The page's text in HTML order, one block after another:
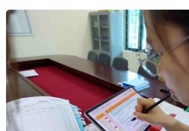
Chứng khoán 6/8: Cổ phiếu hóa chất
tăng trần, trắng bên bán giữa phiên
đỏ lửa
06/08/2026 09:40
Lâm Đồng vào cao điểm vụ cá Nam,
ngư dân phấn khởi vươn khơi